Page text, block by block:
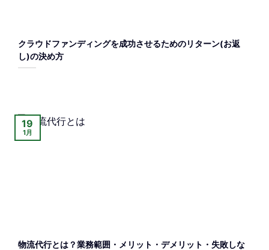
クラウドファンディングを成功させるためのリターン(お返
し)の決め方
物流代行とは？業務範囲・メリット・デメリット・失敗しな
19
1月